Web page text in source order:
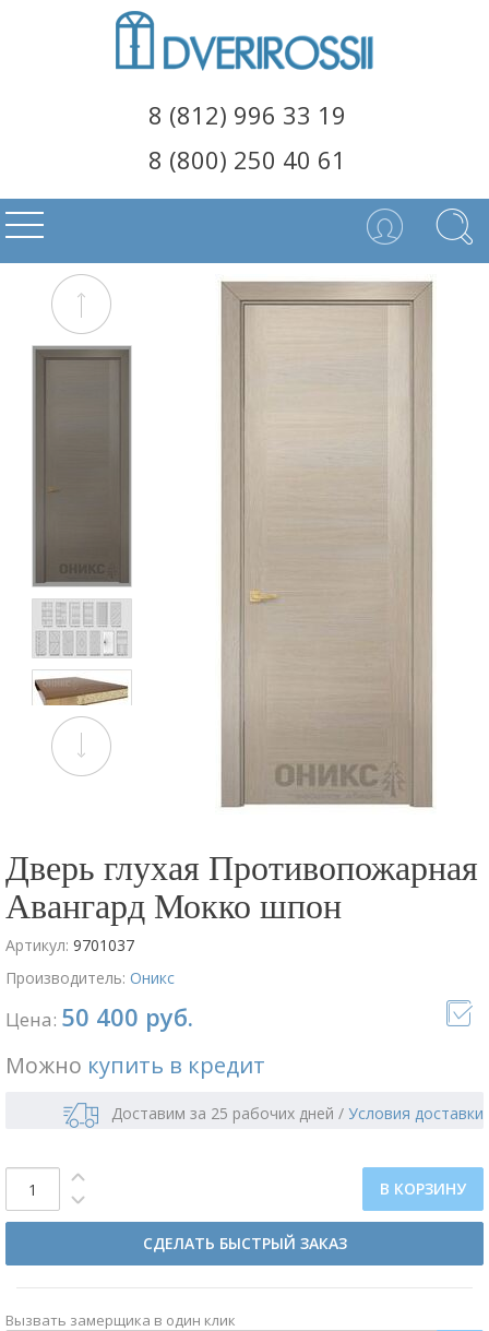
8 (812) 996 33 19
8 (800) 250 40 61
Дверь глухая Противопожарная
Авангард Мокко шпон
Артикул: 9701037
Производитель: Оникс
Цена: 50 400 руб.
Можно купить в кредит
Доставим за 25 рабочих дней / Условия доставки
В КОРЗИНУ
СДЕЛАТЬ БЫСТРЫЙ ЗАКАЗ
Вызвать замерщика в один клик